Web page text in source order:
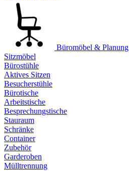
Büromöbel & Planung
Sitzmöbel
Bürostühle
Aktives Sitzen
Besucherstühle
Bürotische
Arbeitstische
Besprechungstische
Stauraum
Schränke
Container
Zubehör
Garderoben
Mülltrennung